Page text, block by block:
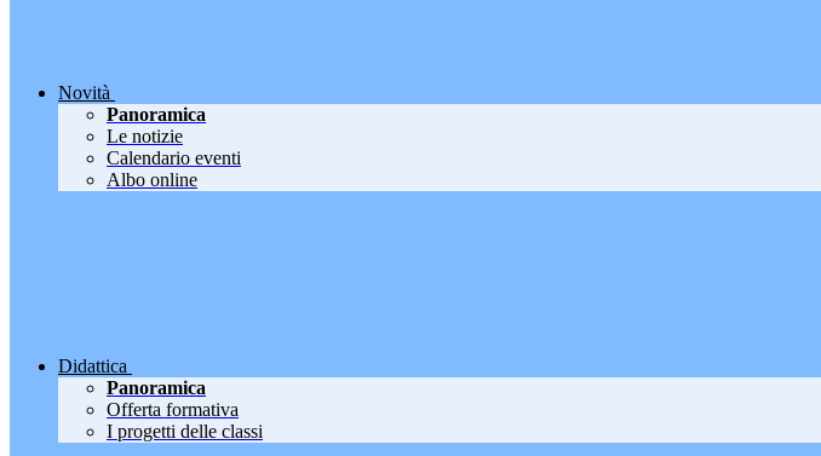
Novità
Panoramica
Le notizie
Calendario eventi
Albo online
Didattica
Panoramica
Offerta formativa
I progetti delle classi